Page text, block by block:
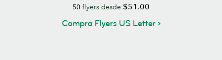
50 flyers desde $51.00
Compra Flyers US Letter